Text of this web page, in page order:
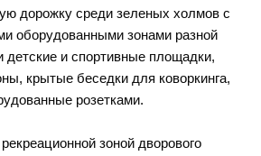
дорожку среди зеленых холмов с
оборудованными зонами разной
детские и спортивные площадки,
крытые беседки для коворкинга,
розетками.
зоной дворового